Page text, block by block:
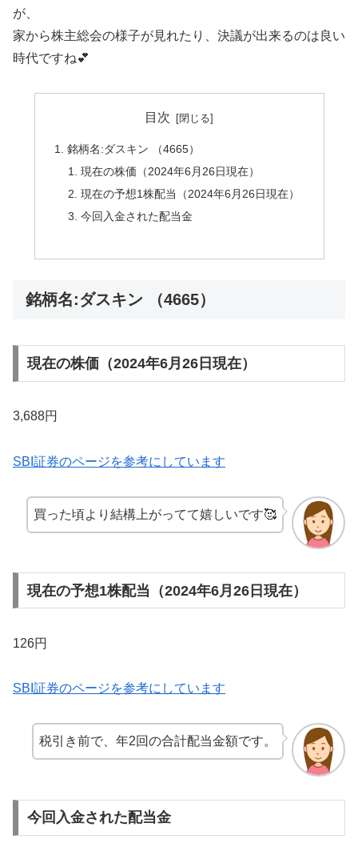
が、
家から株主総会の様子が見れたり、決議が出来るのは良い
時代ですね💕
目次
銘柄名:ダスキン （4665）
現在の株価（2024年6月26日現在）
現在の予想1株配当（2024年6月26日現在）
今回入金された配当金
銘柄名:ダスキン （4665）
現在の株価（2024年6月26日現在）
3,688円
SBI証券のページを参考にしています
買った頃より結構上がってて嬉しいです🥰
現在の予想1株配当（2024年6月26日現在）
126円
SBI証券のページを参考にしています
税引き前で、年2回の合計配当金額です。
今回入金された配当金